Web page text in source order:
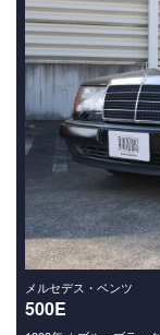
メルセデス・ベンツ
500E